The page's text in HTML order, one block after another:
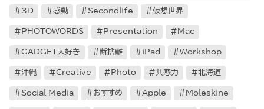
3D 感動 Secondlife 仮想世界
PHOTOWORDS Presentation Mac
GADGET大好き 断捨離 iPad Workshop
沖縄 Creative Photo 共感力 北海道
Social Media おすすめ Apple Moleskine